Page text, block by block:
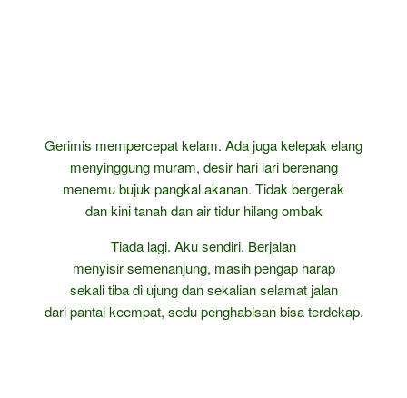
Gerimis mempercepat kelam. Ada juga kelepak elang
menyinggung muram, desir hari lari berenang
menemu bujuk pangkal akanan. Tidak bergerak
dan kini tanah dan air tidur hilang ombak
Tiada lagi. Aku sendiri. Berjalan
menyisir semenanjung, masih pengap harap
sekali tiba di ujung dan sekalian selamat jalan
dari pantai keempat, sedu penghabisan bisa terdekap.